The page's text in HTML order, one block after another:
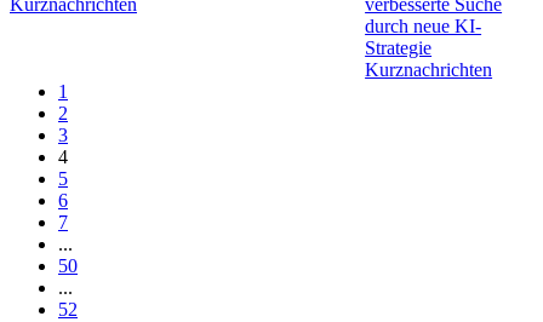
Kurznachrichten
verbesserte Suche
durch neue KI-
Strategie
Kurznachrichten
1
2
3
4
5
6
7
...
50
...
52